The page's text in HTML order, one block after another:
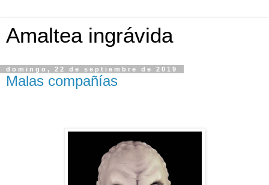
Amaltea ingrávida
domingo, 22 de septiembre de 2019
Malas compañías